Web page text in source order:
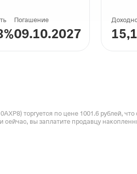
%
Погашение
09.10.2027
торгуется по цене 1001.6 рублей, что
сейчас, вы заплатите продавцу